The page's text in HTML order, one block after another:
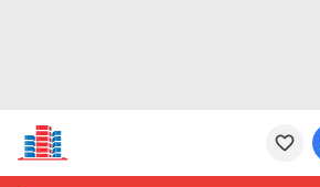
Новостройки
Квартиры
Ипотека